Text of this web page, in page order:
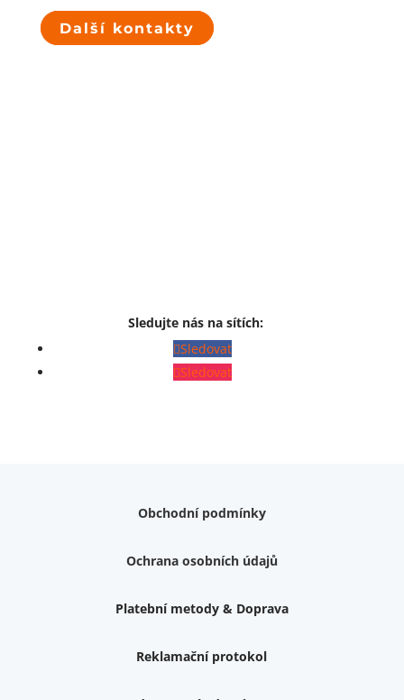
Další kontakty
Sledujte nás na sítích:
Sledovat
Sledovat
Obchodní podmínky
Ochrana osobních údajů
Platební metody & Doprava
Reklamační protokol